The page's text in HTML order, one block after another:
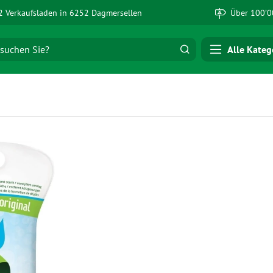
Verkaufsladen in 6252 Dagmersellen Über
Alle